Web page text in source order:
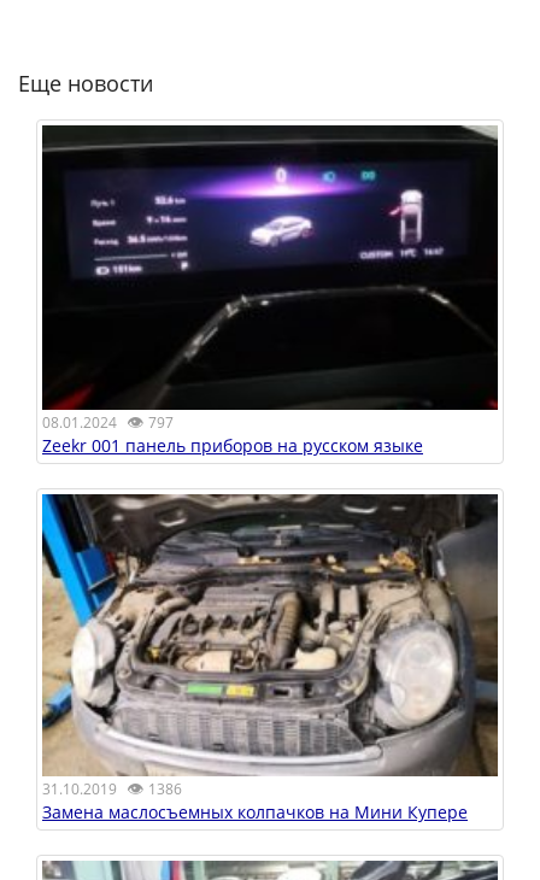
Еще новости
08.01.2024 👁 797
Zeekr 001 панель приборов на русском языке
31.10.2019 👁 1386
Замена маслосъемных колпачков на Мини Купере